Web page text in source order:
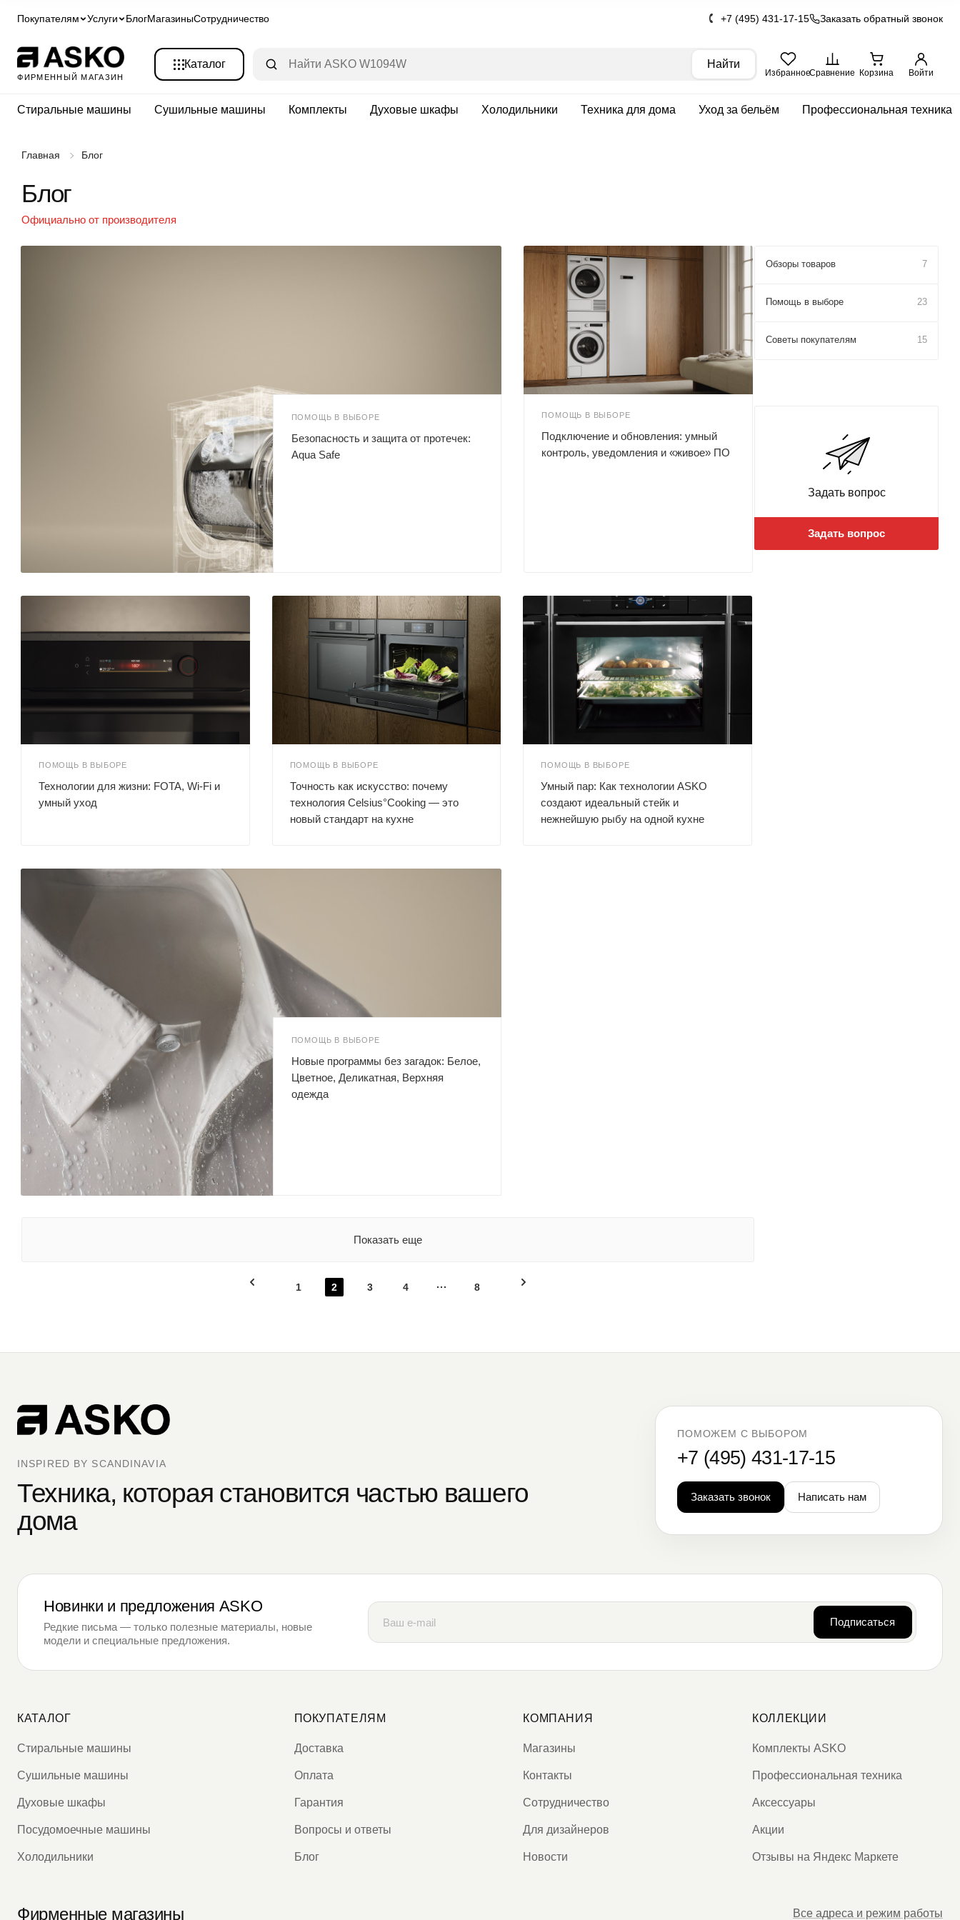
Покупателям Услуги БлогМагазиныСотрудничество +7 (495) 431-17-15 Заказать обратный звонок
ФИРМЕННЫЙ МАГАЗИН
Каталог Найти
ИзбранноеСравнение Корзина Войти
Стиральные машины Сушильные машины Комплекты Духовые шкафы Холодильники Техника для дома Уход за бельём Профессиональная техника
Блог
Официально от производителя
Главная Блог
ПОМОЩЬ В ВЫБОРЕ
Безопасность и защита от протечек:
Aqua Safe
ПОМОЩЬ В ВЫБОРЕ
Подключение и обновления: умный
контроль, уведомления и «живое» ПО
ПОМОЩЬ В ВЫБОРЕ
Технологии для жизни: FOTA, Wi-Fi и
умный уход
ПОМОЩЬ В ВЫБОРЕ
Точность как искусство: почему
технология Celsius°Cooking — это
новый стандарт на кухне
ПОМОЩЬ В ВЫБОРЕ
Умный пар: Как технологии ASKO
создают идеальный стейк и
нежнейшую рыбу на одной кухне
ПОМОЩЬ В ВЫБОРЕ
Новые программы без загадок: Белое,
Цветное, Деликатная, Верхняя
одежда
Показать еще
1 2 3 4 8
Обзоры товаров 7
Помощь в выборе 23
Советы покупателям 15
Задать вопрос
Задать вопрос
INSPIRED BY SCANDINAVIA
Техника, которая становится частью вашего
дома
ПОМОЖЕМ С ВЫБОРОМ
+7 (495) 431-17-15
Заказать звонок Написать нам
Новинки и предложения ASKO
Редкие письма — только полезные материалы, новые
модели и специальные предложения.
Подписаться
КАТАЛОГ
Стиральные машины
Сушильные машины
Духовые шкафы
Посудомоечные машины
Холодильники
ПОКУПАТЕЛЯМ
Доставка
Оплата
Гарантия
Вопросы и ответы
Блог
КОМПАНИЯ
Магазины
Контакты
Сотрудничество
Для дизайнеров
Новости
КОЛЛЕКЦИИ
Комплекты ASKO
Профессиональная техника
Аксессуары
Акции
Отзывы на Яндекс Маркете
Фирменные магазины Все адреса и режим работы